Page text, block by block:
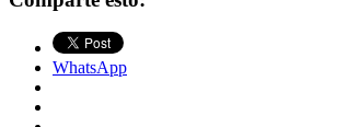
WhatsApp